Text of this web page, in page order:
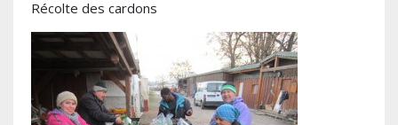
Récolte des cardons